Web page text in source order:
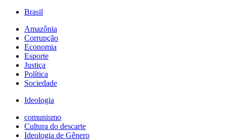
Brasil
Amazônia
Corrupção
Economia
Esporte
Justiça
Política
Sociedade
Ideologia
comunismo
Cultura do descarte
Ideologia de Gênero